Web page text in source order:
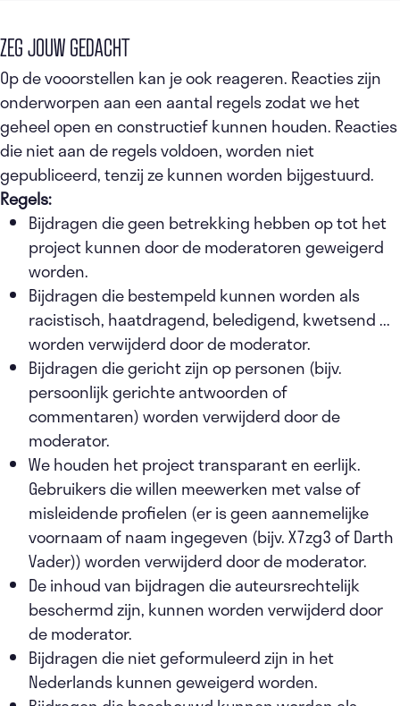
ZEG JOUW GEDACHT
Op de vooorstellen kan je ook reageren. Reacties zijn
onderworpen aan een aantal regels zodat we het
geheel open en constructief kunnen houden. Reacties
die niet aan de regels voldoen, worden niet
gepubliceerd, tenzij ze kunnen worden bijgestuurd.
Regels:
Bijdragen die geen betrekking hebben op tot het
project kunnen door de moderatoren geweigerd
worden.
Bijdragen die bestempeld kunnen worden als
racistisch, haatdragend, beledigend, kwetsend ...
worden verwijderd door de moderator.
Bijdragen die gericht zijn op personen (bijv.
persoonlijk gerichte antwoorden of
commentaren) worden verwijderd door de
moderator.
We houden het project transparant en eerlijk.
Gebruikers die willen meewerken met valse of
misleidende profielen (er is geen aannemelijke
voornaam of naam ingegeven (bijv. X7zg3 of Darth
Vader)) worden verwijderd door de moderator.
De inhoud van bijdragen die auteursrechtelijk
beschermd zijn, kunnen worden verwijderd door
de moderator.
Bijdragen die niet geformuleerd zijn in het
Nederlands kunnen geweigerd worden.